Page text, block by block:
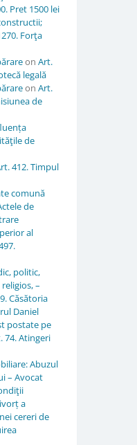
Pret 1500 lei
Forţa
on Art.
legală
on Art.
de
de
412. Timpul
comună
de
al
politic,
–
Căsătoria
Daniel
postate pe
74. Atingeri
Abuzul
– Avocat
a
cereri de